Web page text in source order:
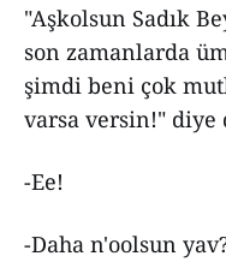
"Aşkolsun Sadık
son zamanlarda
şimdi beni çok
varsa versin!" diye
-Ee!
-Daha n'oolsun